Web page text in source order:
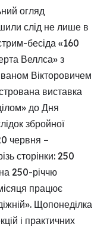
огляд
слід не лише в
бесіда «160
Веллса» з
Вікторовичем
виставка
до Дня
збройної
червня –
сторінки: 250
250-річчю
працює
Щопонеділка
і практичних